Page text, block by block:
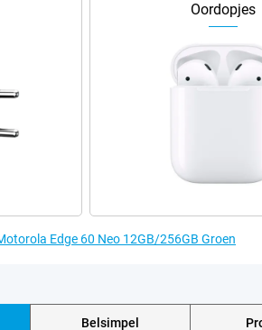
Oordopjes
Edge 60 Neo 12GB/256GB Groen
Belsimpel